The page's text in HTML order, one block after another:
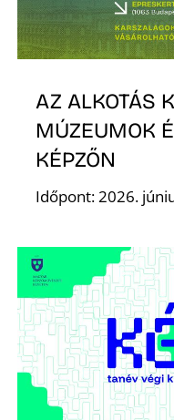
AZ ALKOTÁS
MÚZEUMOK
KÉPZŐN
Időpont: 2026.